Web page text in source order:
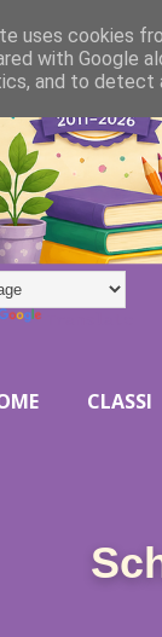
CLASSI
uses cookies
with Google
and to detect